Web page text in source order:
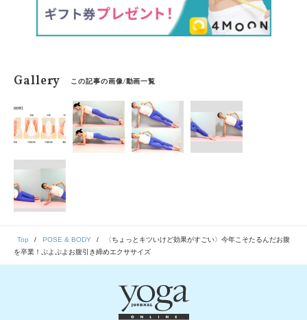
Gallery この記事の画像/動画一覧
Top POSE & BODY
〈ちょっとキツいけど効果がすごい〉今年こそたるんだお腹
を卒業！ぷよぷよお腹引き締めエクササイズ